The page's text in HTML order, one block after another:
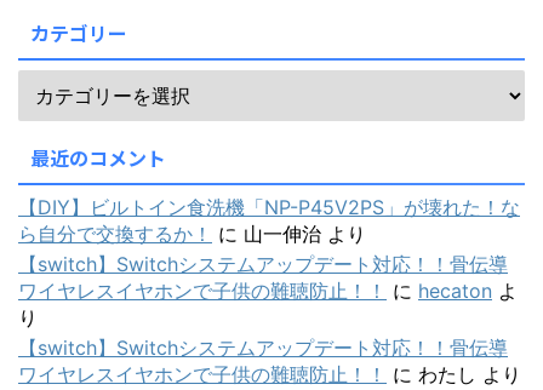
カテゴリー
最近のコメント
【DIY】ビルトイン食洗機「NP-P45V2PS」が壊れた！な
ら自分で交換するか！
に 山一伸治 より
【switch】Switchシステムアップデート対応！！骨伝導
ワイヤレスイヤホンで子供の難聴防止！！
に hecaton よ
り
【switch】Switchシステムアップデート対応！！骨伝導
ワイヤレスイヤホンで子供の難聴防止！！
に わたし より